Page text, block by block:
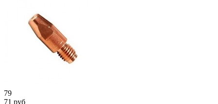
79
71 руб